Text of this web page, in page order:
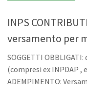
INPS
versamento per
SOGGETTI
(compresi ex INPDAP ,
ADEMPIMENTO: